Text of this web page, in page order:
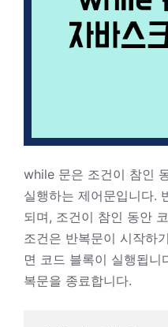
while 문은 조건이 참인
실행하는 제어문입니다.
되며, 조건이 참인 동안
조건은 반복문이 시작하
면 코드 블록이 실행됩
복문을 종료합니다.